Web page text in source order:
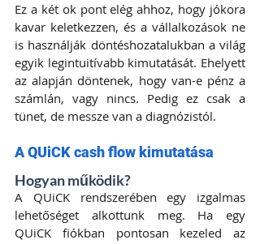
Ez a két ok pont elég ahhoz, hogy jókora
kavar keletkezzen, és a vállalkozások ne
is használják döntéshozatalukban a világ
egyik legintuitívabb kimutatását. Ehelyett
az alapján döntenek, hogy van-e pénz a
számlán, vagy nincs. Pedig ez csak a
tünet, de messze van a diagnózistól.
A QUiCK cash flow kimutatása
Hogyan működik?
A QUiCK rendszerében egy izgalmas
lehetőséget alkottunk meg. Ha egy
QUiCK fiókban pontosan kezeled az